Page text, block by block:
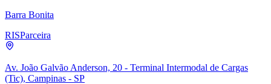
Barra Bonita
RISParceira
Av. João Galvão Anderson, 20 - Terminal Intermodal de Cargas
(Tic), Campinas - SP